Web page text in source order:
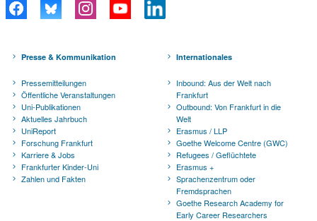
Presse & Kommunikation
Pressemitteilungen
Öffentliche Veranstaltungen
Uni-Publikationen
Aktuelles Jahrbuch
UniReport
Forschung Frankfurt
Karriere & Jobs
Frankfurter Kinder-Uni
Zahlen und Fakten
Internationales
Inbound: Aus der Welt nach
Frankfurt
Outbound: Von Frankfurt in die
Welt
Erasmus / LLP
Goethe Welcome Centre (GWC)
Refugees / Geflüchtete
Erasmus +
Sprachenzentrum oder
Fremdsprachen
Goethe Research Academy for
Early Career Researchers